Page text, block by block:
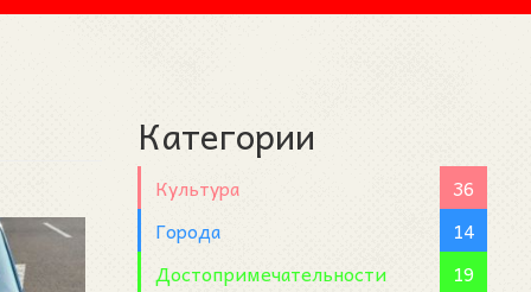
Категории
Культура
36
Города
14
Достопримечательности
19